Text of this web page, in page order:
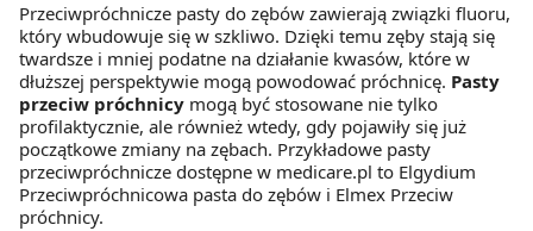
Przeciwpróchnicze pasty do zębów zawierają związki fluoru,
który wbudowuje się w szkliwo. Dzięki temu zęby stają się
twardsze i mniej podatne na działanie kwasów, które w
dłuższej perspektywie mogą powodować próchnicę. Pasty
przeciw próchnicy mogą być stosowane nie tylko
profilaktycznie, ale również wtedy, gdy pojawiły się już
początkowe zmiany na zębach. Przykładowe pasty
przeciwpróchnicze dostępne w medicare.pl to Elgydium
Przeciwpróchnicowa pasta do zębów i Elmex Przeciw
próchnicy.